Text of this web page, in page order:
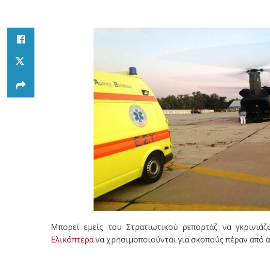
Μπορεί εμείς του Στρατιωτικού ρεπορτάζ να
Ελικόπτερανα χρησιμοποιούνται για σκοπούς πέραν